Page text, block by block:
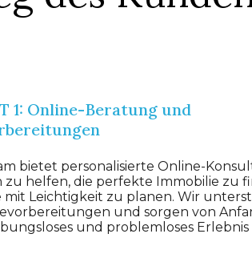
1: Online-Beratung und
bietet personalisierte Online-
zu helfen, die perfekte Immobilie zu
mit Leichtigkeit zu planen. Wir
und sorgen von
und problemloses Erlebnis